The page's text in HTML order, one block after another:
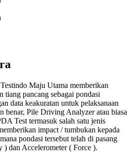
Testindo Maju Utama memberikan
tiang pancang sebagai pondasi
data keakuratan untuk pelaksanaan
benar, Pile Driving Analyzer atau biasa
Test termasuk salah satu jenis
impact / tumbukan kepada
pondasi tersebut telah di pasang
) dan Accelerometer ( Force ).